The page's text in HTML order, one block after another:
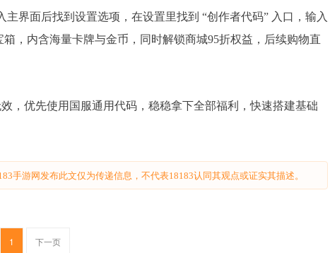
界面后找到设置选项，在设置里找到 “创作者代码” 入口，输入
，内含海量卡牌与金币，同时解锁商城95折权益，后续购物直
，优先使用国服通用代码，稳稳拿下全部福利，快速搭建基础
手游网发布此文仅为传递信息，不代表18183认同其观点或证实其描述。
1 下一页